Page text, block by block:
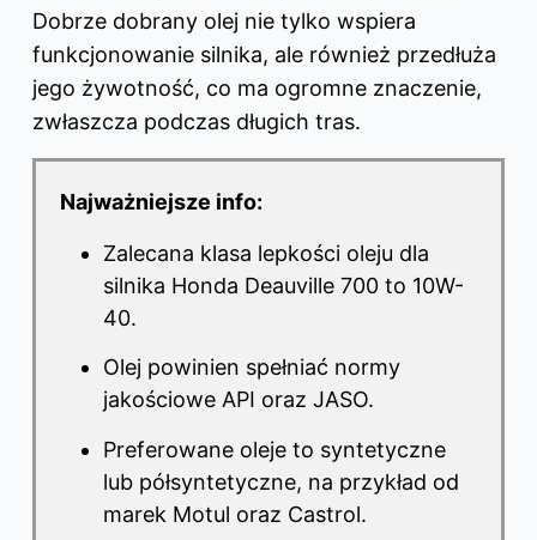
Dobrze dobrany olej nie tylko wspiera
funkcjonowanie silnika, ale również przedłuża
jego żywotność, co ma ogromne znaczenie,
zwłaszcza podczas długich tras.
Najważniejsze info:
Zalecana klasa lepkości oleju dla
silnika Honda Deauville 700 to 10W-
40.
Olej powinien spełniać normy
jakościowe API oraz JASO.
Preferowane oleje to syntetyczne
lub półsyntetyczne, na przykład od
marek Motul oraz Castrol.